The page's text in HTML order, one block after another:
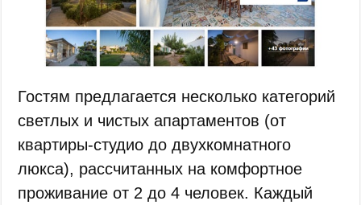
Гостям предлагается несколько категорий
светлых и чистых апартаментов (от
квартиры-студио до двухкомнатного
люкса), рассчитанных на комфортное
проживание от 2 до 4 человек. Каждый